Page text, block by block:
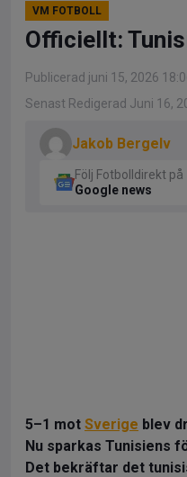
VM FOTBOLL
Officiellt:
Publicerad juni 15, 2026
Senast Redigerad Juni 16,
Jakob Bergelv
Följ Fotbolldirekt på
Google news
5–1 mot Sverige blev
Nu sparkas Tunisiens
Det bekräftar det